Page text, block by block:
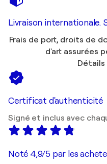
Livraison internationale.
Frais de port, droits de
d'art assurées
Détails
Certificat d'authenticité
Signé et inclus avec
Noté 4,9/5 par les